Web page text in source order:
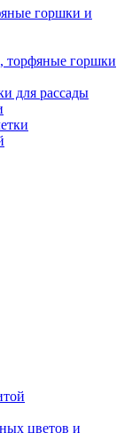
горшки и
торфяные горшки
для рассады
цветов и